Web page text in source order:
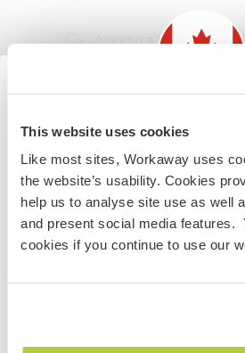
This website uses cookies
Like most sites, Workaway uses
the website’s usability. Cookies
help us to analyse site use as well
and present social media features.
cookies if you continue to use our
Acceso a Internet
Somos fumadores
Puede alojar familias
Espacio para aparcar
Este anfitrión puede
Information for
visit
If you are NOT from Canada
volunteer, work or study you will
To find out more information you
embassy in your home country